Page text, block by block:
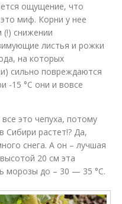
ощущение, что
миф. Корни у нее
снижении
листья и рожки
на которых
сильно повреждаются
-15 °С они и вовсе
это чепуха, потому
Сибири растет!? Да,
снега. А он – лучшая
20 см эта
морозы до – 30 — 35 °С.